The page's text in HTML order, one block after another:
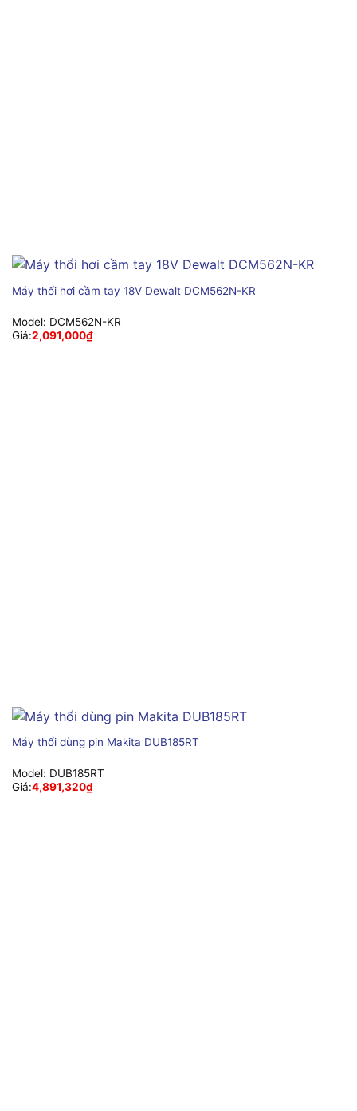
Máy thổi hơi cầm tay 18V Dewalt DCM562N-KR
Model: DCM562N-KR
Giá:2,091,000₫
Máy thổi dùng pin Makita DUB185RT
Model: DUB185RT
Giá:4,891,320₫